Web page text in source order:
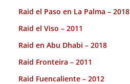
Raid el Paso en La Palma – 2018
Raid el Viso – 2011
Raid en Abu Dhabi – 2018
Raid Fronteira – 2011
Raid Fuencaliente – 2012